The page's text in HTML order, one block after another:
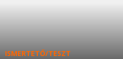
ISMERTETŐ/TESZT